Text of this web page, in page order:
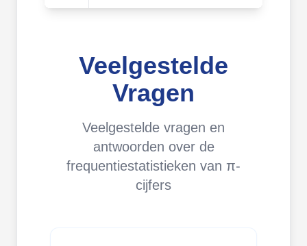
Veelgestelde
Vragen
Veelgestelde vragen en
antwoorden over de
frequentiestatistieken van π-
cijfers